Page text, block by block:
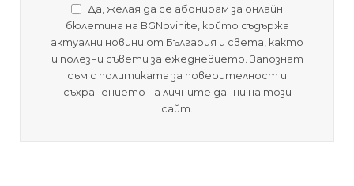
Да, желая да се абонирам за онлайн
бюлетина на BGNovinite, който съдържа
актуални новини от България и света, както
и полезни съвети за ежедневието. Запознат
съм с политиката за поверителност и
съхранението на личните данни на този
сайт.